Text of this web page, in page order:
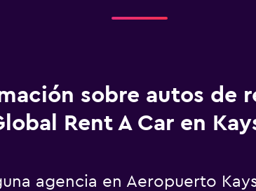
sobre autos de
Rent A Car en
agencia en Aeropuerto